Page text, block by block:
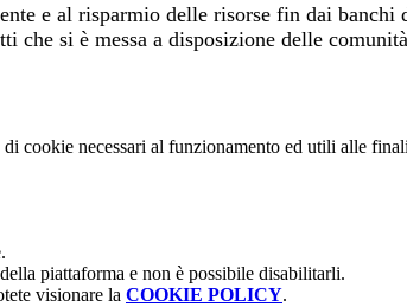
e al risparmio delle risorse fin dai
si è messa a disposizione delle
cookie necessari al funzionamento ed utili alle
piattaforma e non è possibile disabilitarli.
visionare la COOKIE POLICY.